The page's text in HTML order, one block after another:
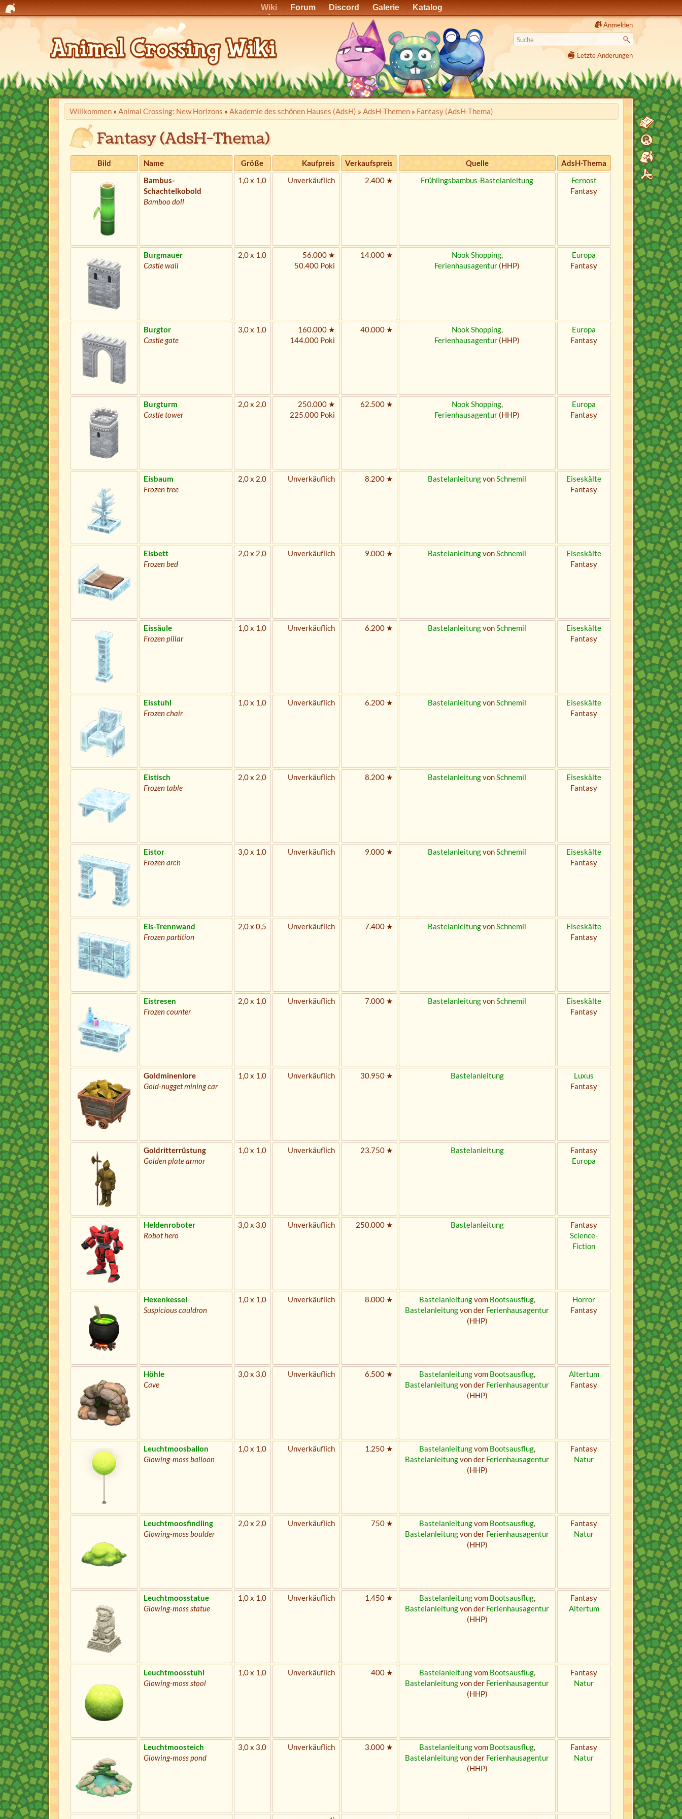
Wiki Forum Discord Galerie Katalog
Anmelden
Letzte Änderungen
Willkommen» Animal Crossing: New Horizons » Akademie des schönen Hauses (AdsH) » AdsH-Themen» Fantasy (AdsH-Thema)
Fantasy (AdsH-Thema)
Bild Name Größe Kaufpreis Verkaufspreis Quelle
AdsH-Thema
Bambus-
Schachtelkobold
Bamboo doll
1,0 x 1,0 Unverkäuflich 2.400 ★ Frühlingsbambus-Bastelanleitung
Fernost
Fantasy
Burgmauer
Castle wall
2,0 x 1,0
56.000 ★
50.400 Poki
14.000 ★ Nook Shopping,
Ferienhausagentur (HHP)
Europa
Fantasy
Burgtor
Castle gate
3,0 x 1,0
160.000 ★
144.000 Poki
40.000 ★ Nook Shopping,
Ferienhausagentur (HHP)
Europa
Fantasy
Burgturm
Castle tower
2,0 x 2,0
250.000 ★
225.000 Poki
62.500 ★ Nook Shopping,
Ferienhausagentur (HHP)
Europa
Fantasy
Eisbaum
Frozen tree
2,0 x 2,0 Unverkäuflich 8.200 ★ BastelanleitungvonSchnemil
Eiseskälte
Fantasy
Eisbett
Frozen bed
2,0 x 2,0 Unverkäuflich 9.000 ★ BastelanleitungvonSchnemil
Eiseskälte
Fantasy
Eissäule
Frozen pillar
1,0 x 1,0 Unverkäuflich 6.200 ★ BastelanleitungvonSchnemil
Eiseskälte
Fantasy
Eisstuhl
Frozen chair
1,0 x 1,0 Unverkäuflich 6.200 ★ BastelanleitungvonSchnemil
Eiseskälte
Fantasy
Eistisch
Frozen table
2,0 x 2,0 Unverkäuflich 8.200 ★ BastelanleitungvonSchnemil
Eiseskälte
Fantasy
Eistor
Frozen arch
3,0 x 1,0 Unverkäuflich 9.000 ★ BastelanleitungvonSchnemil
Eiseskälte
Fantasy
Eis-Trennwand
Frozen partition
2,0 x 0,5 Unverkäuflich 7.400 ★ BastelanleitungvonSchnemil
Eiseskälte
Fantasy
Eistresen
Frozen counter
2,0 x 1,0 Unverkäuflich 7.000 ★ BastelanleitungvonSchnemil
Eiseskälte
Fantasy
Goldminenlore
Gold-nugget mining car
1,0 x 1,0 Unverkäuflich 30.950 ★ Bastelanleitung
Luxus
Fantasy
Goldritterrüstung
Golden plate armor
1,0 x 1,0 Unverkäuflich 23.750 ★ Bastelanleitung
Fantasy
Europa
Heldenroboter
Robot hero
3,0 x 3,0 Unverkäuflich 250.000 ★ Bastelanleitung
Fantasy
Science-
Fiction
Hexenkessel
Suspicious cauldron
1,0 x 1,0 Unverkäuflich 8.000 ★ Bastelanleitungvom Bootsausflug,
Bastelanleitungvon der Ferienhausagentur
(HHP)
Horror
Fantasy
Höhle
Cave
3,0 x 3,0 Unverkäuflich 6.500 ★ Bastelanleitungvom Bootsausflug,
Bastelanleitungvon der Ferienhausagentur
(HHP)
Altertum
Fantasy
Leuchtmoosballon
Glowing-moss balloon
1,0 x 1,0 Unverkäuflich 1.250 ★ Bastelanleitungvom Bootsausflug,
Bastelanleitungvon der Ferienhausagentur
(HHP)
Fantasy
Natur
Leuchtmoosfindling
Glowing-moss boulder
2,0 x 2,0 Unverkäuflich 750 ★ Bastelanleitungvom Bootsausflug,
Bastelanleitungvon der Ferienhausagentur
(HHP)
Fantasy
Natur
Leuchtmoosstatue
Glowing-moss statue
1,0 x 1,0 Unverkäuflich 1.450 ★ Bastelanleitungvom Bootsausflug,
Bastelanleitungvon der Ferienhausagentur
(HHP)
Fantasy
Altertum
Leuchtmoosstuhl
Glowing-moss stool
1,0 x 1,0 Unverkäuflich 400 ★ Bastelanleitungvom Bootsausflug,
Bastelanleitungvon der Ferienhausagentur
(HHP)
Fantasy
Natur
Leuchtmoosteich
Glowing-moss pond
3,0 x 3,0 Unverkäuflich 3.000 ★ Bastelanleitungvom Bootsausflug,
Bastelanleitungvon der Ferienhausagentur
(HHP)
Fantasy
Natur